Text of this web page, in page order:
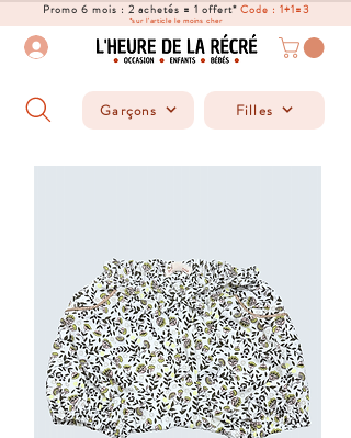
Promo 6 mois : 2 achetés = 1 offert*Code : 1+1=3
*sur l'article le moins cher
Garçons Filles